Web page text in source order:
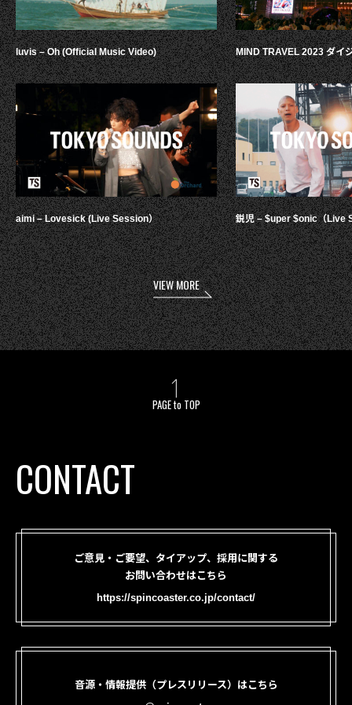
luvis – Oh (Official Music Video)
aimi – Lovesick (Live Session）
MIND TRAVEL 2023 ダイ
鋭児 – $uper $onic（Live
VIEW MORE
PAGE to TOP
CONTACT
ご意見・ご要望、タイアップ、採用に関する
お問い合わせはこちら
https://spincoaster.co.jp/contact/
音源・情報提供（プレスリリース）はこちら